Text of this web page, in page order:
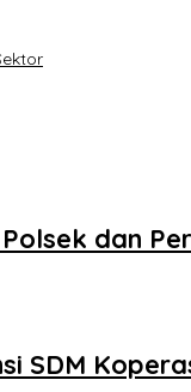
dan
SDM